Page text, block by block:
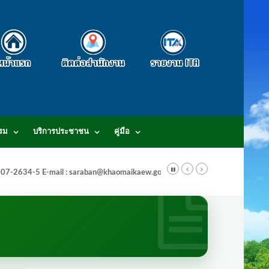
ม บริการประชาชน คู่มือ
2634-5 E-mail : saraban@khaomaikaew.go.th